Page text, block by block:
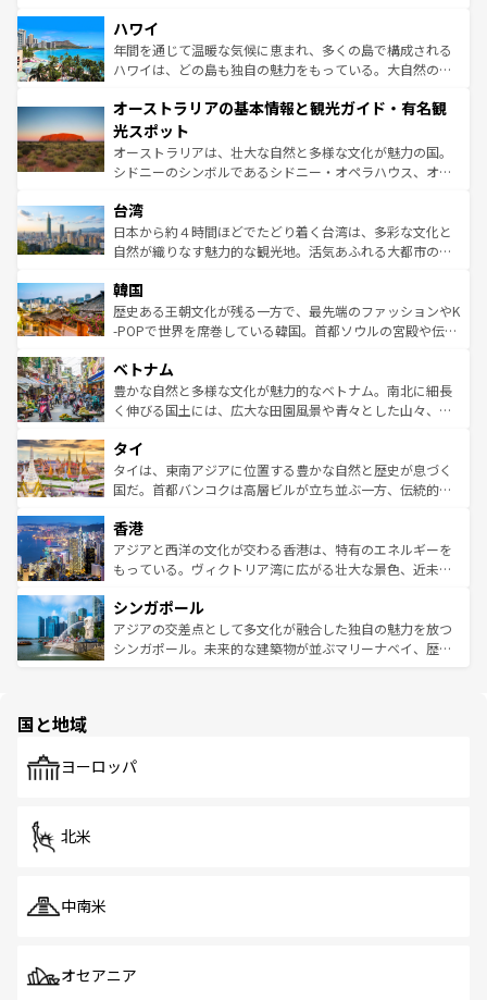
着のスイス情報は
のような巨大都市は、観光、ショッピング、エンターテイ
ンメントが詰まった刺激的なスポットだ。一方、アメリカ
西部には大自然が広がり、グランドキャニオンやイエロー
部のニューオーリンズでは、音楽と美食が融合した独特の
文化が魅力。旅行者はアメリカの各地域で異なる魅力を楽
しみながら、その多様性と豊かな歴史を感じることができ
るだろう。車でのロードトリップや列車の旅も、アメリカ
情報は
ハワイ
年間を通じて温暖な気候に恵まれ、多くの島で構成される
ハワイは、どの島も独自の魅力をもっている。大自然の神
ワイ島は見逃せない。また、定番の観光地といえばオアフ
島だが、静かな自然を求めるならマウイ島やカウアイ島が
おすすめ。エメラルドグリーンに輝く海をはじめ、豊かな
文化や歴史が息づいている。「アロハスピリット」と呼ば
人々、おいしいローカルフードやハワイアンミュージッ
ク、伝統的なフラダンスなど、すべてがハワイの魅力を彩
っている。訪れるたびに新しい発見と感動が待っているハ
はコンテンツ一覧
オーストラリアの基本情報と観光ガイド・有名観
光スポット
オーストラリアは、壮大な自然と多様な文化が魅力の国。
シドニーのシンボルであるシドニー・オペラハウス、オー
リアリーフや大陸中央部にそびえるウルル（エアーズロッ
ク）、タスマニアの美しい原生林やケアンズの熱帯雨林な
ど、見どころがたくさん。また、カフェやワイン、オージ
いる。アクティビティも充実しており、サーフィンやダイ
ビング、ハイキングなど、アウトドア好きにはたまらな
い。オーストラリアの多彩な魅力を存分に味わいつくそ
参照してほしい。
台湾
日本から約４時間ほどでたどり着く台湾は、多彩な文化と
自然が織りなす魅力的な観光地。活気あふれる大都市の台
ン）、静ひつな山岳地帯である台湾東部など、都市の喧騒
と山間の静けさが共存しており、訪れる人に新しい発見と
驚きをもたらしてくれる。また、奥深い台湾の食文化も魅
容にもいいと評判のスイーツなど、バラエティ豊かな料理
が味わえる。 なお、新着の台湾情報は コンテンツ一覧を参
照してほしい。
韓国
歴史ある王朝文化が残る一方で、最先端のファッションやK
-POPで世界を席巻している韓国。首都ソウルの宮殿や伝統
き、地方に足を延ばせば四季折々の自然美を楽しむことが
できる。そして、キムチや焼肉、絶品のストリートフード
まで、さまざまな韓国料理が待っている。夜には、韓国な
リティに包まれながら、韓国の多彩な魅力を心ゆくまで味
わってみてほしい。 なお、新着の韓国情報はコンテンツ一
覧を参照してほしい。
ベトナム
豊かな自然と多様な文化が魅力的なベトナム。南北に細長
く伸びる国土には、広大な田園風景や青々とした山々、世
急速な発展と共に伝統が息づく。ハノイの古い町並みやホ
ーチミン市のフランス統治時代の建物も、独特の雰囲気を
醸し出している。また、バラエティの豊かさとおいしさで
とつ。フォーやバインミー、ベトナムコーヒーなどは、ぜ
ひ現地で味わいたい。どの地域を訪れてもあたたかい人々
が旅行者を迎えてくれるので、きっと忘れられない旅にな
参照してほしい。
タイ
タイは、東南アジアに位置する豊かな自然と歴史が息づく
国だ。首都バンコクは高層ビルが立ち並ぶ一方、伝統的な
の活気が交差している。北部ではチェンマイなどの山岳地
帯で自然と触れ合い、南部ではプーケットやクラビの美し
いビーチでリゾート気分を楽しむことができる。タイ料理
激する。気候は一年中温暖で、どの季節にも異なる楽しみ
が待っている。親しみやすいタイの人々、仏教を中心とし
た文化、そして多様な観光資源が、訪れる旅人を魅了し続
香港
アジアと西洋の文化が交わる香港は、特有のエネルギーを
もっている。ヴィクトリア湾に広がる壮大な景色、近未来
み、どこを訪れても感動するはず。観光スポットが密集し
ており、効率よく見どころを回れるのも魅力。息をのむよ
うな絶景から文化的な体験まで、香港を存分に楽しみ尽く
シンガポール
アジアの交差点として多文化が融合した独自の魅力を放つ
シンガポール。未来的な建築物が並ぶマリーナベイ、歴史
で、ホーカーズは地元の風情を楽しめる外せないスポット
国と地域
ヨーロッパ
北米
中南米
オセアニア